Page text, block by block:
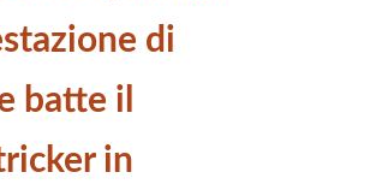
di
batte il
in